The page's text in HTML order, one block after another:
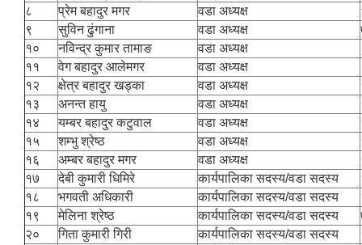
८
प्रेम बहादुर मगर वडा अध्यक्ष
९
सुविन ढुंगाना वडा अध्यक्ष
१०
नविन्द्र कुमार तामाङ वडा अध्यक्ष
११
वेग बहादुर आलेमगर वडा अध्यक्ष
१२
क्षेत्र बहादुर खड्का वडा अध्यक्ष
१३
अनन्त हायु वडा अध्यक्ष
१४
यम्बर बहादुर कटुवाल वडा अध्यक्ष
१५
शम्भु श्रेष्ठ वडा अध्यक्ष
१६
अम्बर बहादुर मगर वडा अध्यक्ष
१७
देबी कुमारी धिमिरे कार्यपालिका सदस्य/वडा सदस्य
१८
भगवती अधिकारी कार्यपालिका सदस्य/वडा सदस्य
१९
मेलिना श्रेष्ठ कार्यपालिका सदस्य/वडा सदस्य
२०
गिता कुमारी गिरी कार्यपालिका सदस्य/वडा सदस्य